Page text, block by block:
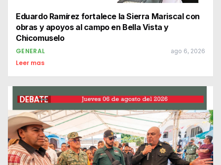
Eduardo Ramírez fortalece la Sierra Mariscal con
obras y apoyos al campo en Bella Vista y
Chicomuselo
GENERAL ago 6, 2026
Leer mas